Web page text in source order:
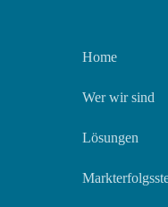
Home
Wer wir sind
Lösungen